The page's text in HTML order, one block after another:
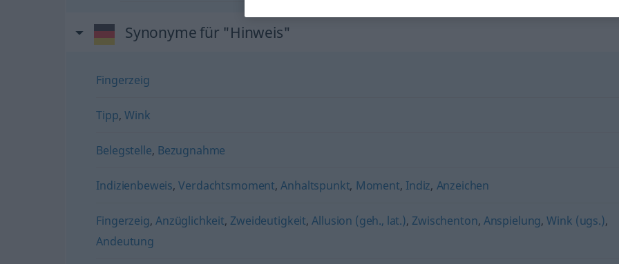
Synonyme für "Hinweis"
Fingerzeig
Tipp,Wink
Belegstelle, Bezugnahme
Indizienbeweis,Verdachtsmoment,Anhaltspunkt, Moment, Indiz, Anzeichen
Fingerzeig,Anzüglichkeit, Zweideutigkeit,Allusion (geh., lat.), Zwischenton, Anspielung,Wink (ugs.),
Andeutung